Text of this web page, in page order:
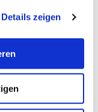
Details zeigen
effiziente